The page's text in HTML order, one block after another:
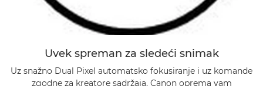
Uvek spreman za sledeći snimak
Uz snažno Dual Pixel automatsko fokusiranje i uz komande
zgodne za kreatore sadržaja, Canon oprema vam